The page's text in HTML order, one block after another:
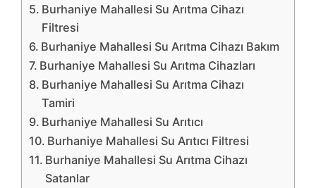
Burhaniye Mahallesi Su Arıtma Cihazı
Filtresi
Burhaniye Mahallesi Su Arıtma Cihazı Bakım
Burhaniye Mahallesi Su Arıtma Cihazları
Burhaniye Mahallesi Su Arıtma Cihazı
Tamiri
Burhaniye Mahallesi Su Arıtıcı
Burhaniye Mahallesi Su Arıtıcı Filtresi
Burhaniye Mahallesi Su Arıtma Cihazı
Satanlar